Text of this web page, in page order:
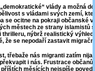
vlády a možná
s vládami svých zemí,
se ocitne na pokraji občanské
městech ze strany islamistů
thrilleru, nýbrž realistický výhled
že se nepodaří zastavit
třebaže nás migranti zatím
i nás. Frustrace občanů
měsících nejspíše